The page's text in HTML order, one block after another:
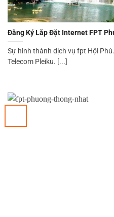
Đăng Ký Lắp Đặt Internet FPT
Sự hình thành dịch vụ fpt Hội
Telecom Pleiku. [...]